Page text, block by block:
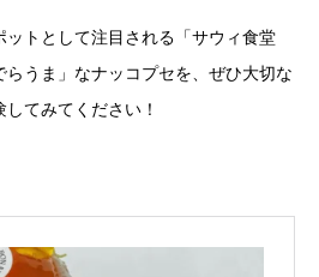
トとして注目される「サウィ食堂
うま」なナッコプセを、ぜひ大切な
てみてください！